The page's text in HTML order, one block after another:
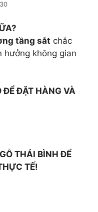
tầng sắt chắc
hưởng không gian
ĐỂ ĐẶT HÀNG VÀ
THÁI BÌNH ĐỂ
TẾ!